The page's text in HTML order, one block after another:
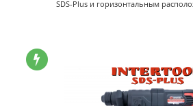
SDS-Plus и горизонтальным